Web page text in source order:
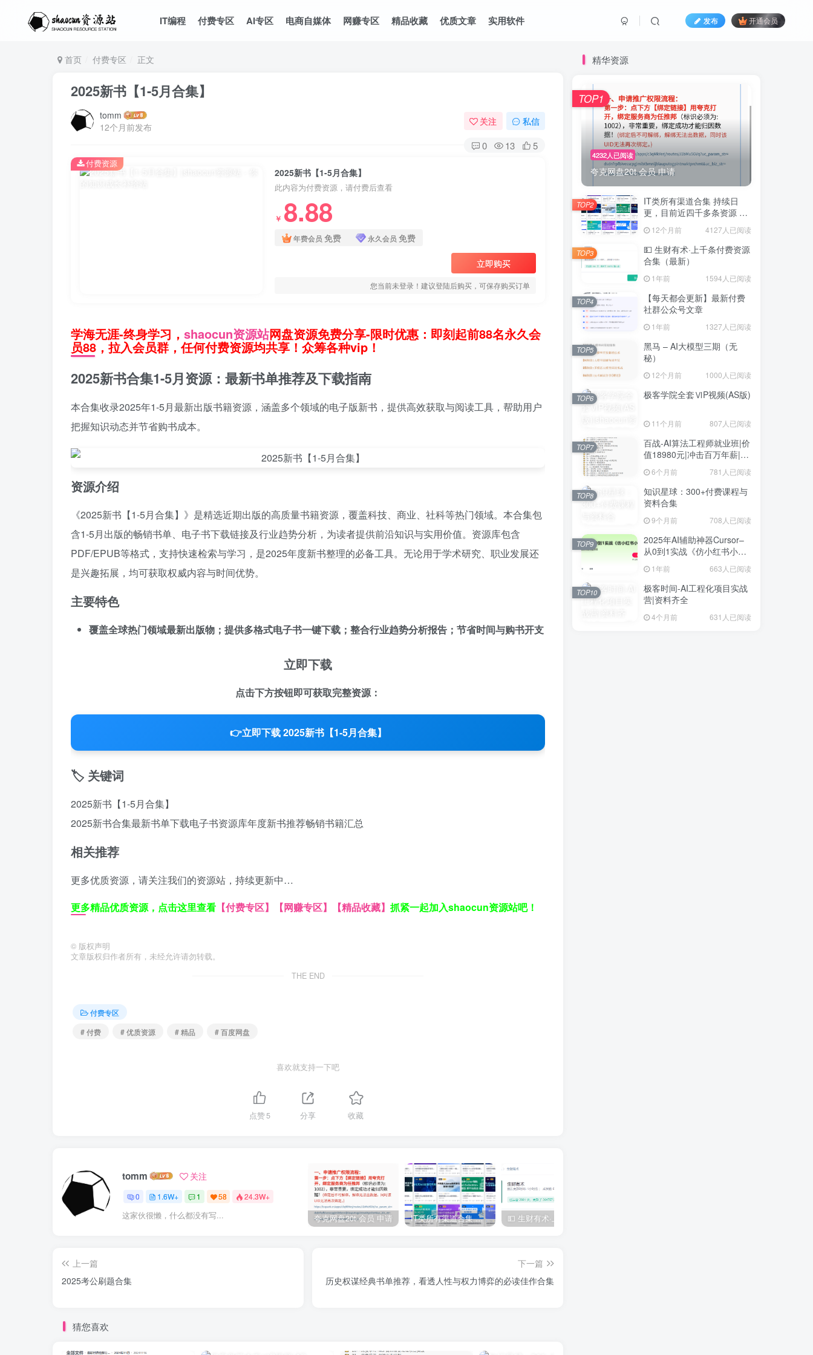
IT编程 付费专区 AI专区 电商自媒体 网赚专区 精品收藏 优质文章 实用软件 发布 开通会员
首页 付费专区 正文
2025新书【1-5月合集】
tomm
12个月前发布
关注 私信
0 13 5
2025新书【1-5月合集】
此内容为付费资源，请付费后查看
￥ 8.88
年费会员 免费 永久会员 免费
立即购买
您当前未登录！建议登陆后购买，可保存购买订单
付费资源
学海无涯-终身学习， shaocun资源站网盘资源免费分享-限时优惠：即刻起前88名永久会
员88，拉入会员群，任何付费资源均共享！众筹各种vip！
2025新书合集1-5月资源：最新书单推荐及下载指南
本合集收录2025年1-5月最新出版书籍资源，涵盖多个领域的电子版新书，提供高效获取与阅读工具，帮助用户
把握知识动态并节省购书成本。
资源介绍
《2025新书【1-5月合集】》是精选近期出版的高质量书籍资源，覆盖科技、商业、社科等热门领域。本合集包
含1-5月出版的畅销书单、电子书下载链接及行业趋势分析，为读者提供前沿知识与实用价值。资源库包含
PDF/EPUB等格式，支持快速检索与学习，是2025年度新书整理的必备工具。无论用于学术研究、职业发展还
是兴趣拓展，均可获取权威内容与时间优势。
主要特色
覆盖全球热门领域最新出版物；提供多格式电子书一键下载；整合行业趋势分析报告；节省时间与购书开支
立即下载
点击下方按钮即可获取完整资源：
👉立即下载 2025新书【1-5月合集】
🏷️ 关键词
2025新书【1-5月合集】
2025新书合集最新书单下载电子书资源库年度新书推荐畅销书籍汇总
相关推荐
更多优质资源，请关注我们的资源站，持续更新中…
更多精品优质资源，点击这里查看 【付费专区】 【网赚专区】 【精品收藏】 抓紧一起加入shaocun资源站吧！
© 版权声明
文章版权归作者所有，未经允许请勿转载。
THE END
付费专区
# 付费
# 优质资源 # 精品 # 百度网盘
喜欢就支持一下吧
点赞5 分享 收藏
tomm 关注
0 1.6W+ 1 58 24.3W+
这家伙很懒，什么都没有写... 夸克网盘20t 会员 申请 IT类所有渠道合集 持续日更，目前近四千多条资源 年费用户微信私信获取权限
上一篇
2025考公刷题合集
下一篇
历史权谋经典书单推荐，看透人性与权力博弈的必读佳作合集
猜您喜欢
精华资源
4232人已阅读
夸克网盘20t 会员 申请
TOP1
IT类所有渠道合集 持续日
更，目前近四千多条资源 年
12个月前 4127人已阅读
TOP2
💵 生财有术·上千条付费资源
合集（最新）
1年前 1594人已阅读
TOP3
【每天都会更新】最新付费
社群公众号文章
1年前 1327人已阅读
TOP4
黑马 – AI大模型三期（无
秘）
12个月前 1000人已阅读
TOP5
极客学院全套ⅥP视频(AS版)
11个月前 807人已阅读
TOP6
百战-AI算法工程师就业班|价
值18980元|冲击百万年薪|完
结无秘
6个月前 781人已阅读
TOP7
知识星球：300+付费课程与
资料合集
9个月前 708人已阅读
TOP8
2025年AI辅助神器Cursor–
从0到1实战《仿小红书小程
序》1年前 663人已阅读
TOP9
极客时间-AI工程化项目实战
营|资料齐全
4个月前 631人已阅读
TOP10